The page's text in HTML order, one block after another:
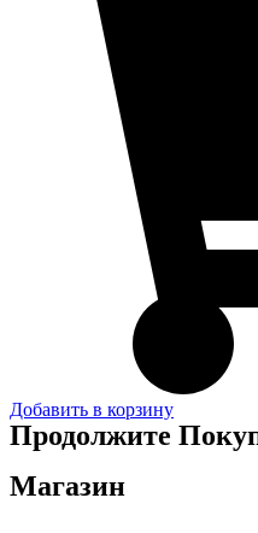
Добавить в корзину
Продолжите
Магазин